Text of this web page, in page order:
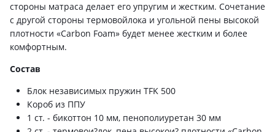
стороны матраса делает его упругим и жестким. Сочетание
с другой стороны термовойлока и угольной пены высокой
плотности «Сarbon Foam» будет менее жестким и более
комфортным.
Состав
Блок независимых пружин TFK 500
Короб из ППУ
1 ст. - бикоттон 10 мм, пенополиуретан 30 мм